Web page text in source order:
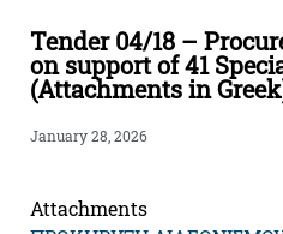
Tender 04/18 –
on support of 41
(Attachments in
January 28, 2026
Attachments